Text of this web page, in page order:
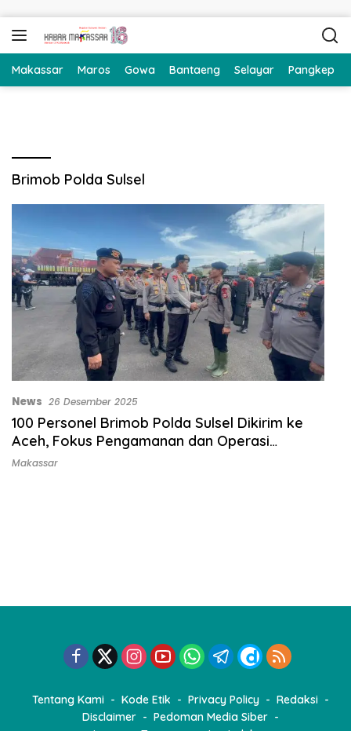
Makassar Maros Gowa Bantaeng Selayar Pangkep
Brimob Polda Sulsel
News 26 Desember 2025
100 Personel Brimob Polda Sulsel Dikirim ke
Aceh, Fokus Pengamanan dan Operasi
Kemanusiaan
Makassar
Tentang Kami Kode Etik Privacy Policy
Redaksi
Disclaimer
Pedoman Media Siber